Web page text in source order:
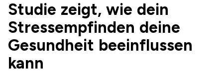
Studie zeigt, wie dein
Stressempfinden deine
Gesundheit beeinflussen
kann